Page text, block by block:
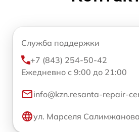
Служба поддержки
+7 (843) 254-50-42
Ежедневно с 9:00 до 21:00
info@kzn.resanta-repair-
ул. Марселя